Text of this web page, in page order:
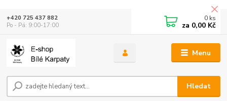
Menu
Hledat
+420 725 437 882
Po - Pá: 9:00-17:00
0 ks
za 0,00 Kč